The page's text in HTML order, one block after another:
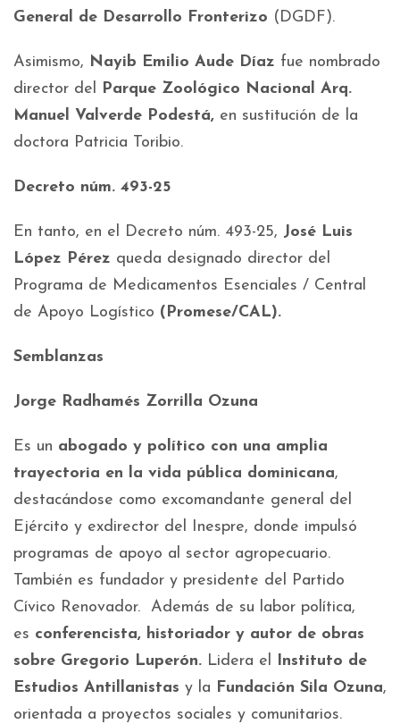
General de Desarrollo Fronterizo (DGDF).
Asimismo, Nayib Emilio Aude Díaz fue nombrado
director del Parque Zoológico Nacional Arq.
Manuel Valverde Podestá, en sustitución de la
doctora Patricia Toribio.
Decreto núm. 493-25
En tanto, en el Decreto núm. 493-25, José Luis
López Pérez queda designado director del
Programa de Medicamentos Esenciales / Central
de Apoyo Logístico (Promese/CAL).
Semblanzas
Jorge Radhamés Zorrilla Ozuna
Es un abogado y político con una amplia
trayectoria en la vida pública dominicana,
destacándose como excomandante general del
Ejército y exdirector del Inespre, donde impulsó
programas de apoyo al sector agropecuario.
También es fundador y presidente del Partido
Cívico Renovador. Además de su labor política,
es conferencista, historiador y autor de obras
sobre Gregorio Luperón. Lidera el Instituto de
Estudios Antillanistas y la Fundación Sila Ozuna,
orientada a proyectos sociales y comunitarios.